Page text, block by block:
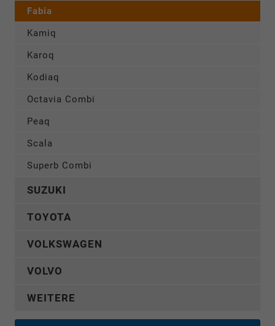
Fabia
Kamiq
Karoq
Kodiaq
Octavia Combi
Peaq
Scala
Superb Combi
SUZUKI
TOYOTA
VOLKSWAGEN
VOLVO
WEITERE